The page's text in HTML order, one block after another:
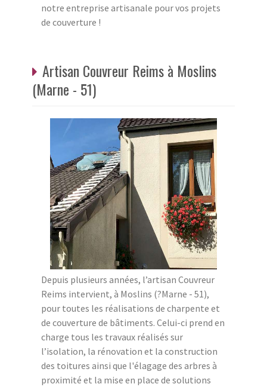
notre entreprise artisanale pour vos projets
de couverture !
Artisan Couvreur Reims à Moslins
(Marne - 51)
Depuis plusieurs années, l’artisan Couvreur
Reims intervient, à Moslins (?Marne - 51),
pour toutes les réalisations de charpente et
de couverture de bâtiments. Celui-ci prend en
charge tous les travaux réalisés sur
l’isolation, la rénovation et la construction
des toitures ainsi que l'élagage des arbres à
proximité et la mise en place de solutions